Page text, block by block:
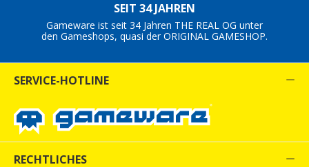
SEIT 34 JAHREN
Gameware ist seit 34 Jahren THE REAL OG unter
den Gameshops, quasi der ORIGINAL GAMESHOP.
SERVICE-HOTLINE
RECHTLICHES